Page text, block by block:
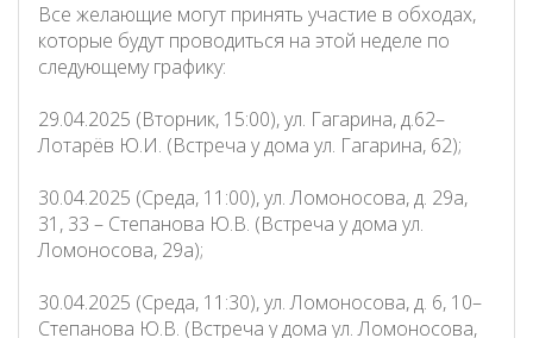
Все желающие могут принять участие в обходах,
которые будут проводиться на этой неделе по
следующему графику:
29.04.2025 (Вторник, 15:00), ул. Гагарина, д.62–
Лотарёв Ю.И. (Встреча у дома ул. Гагарина, 62);
30.04.2025 (Среда, 11:00), ул. Ломоносова, д. 29а,
31, 33 – Степанова Ю.В. (Встреча у дома ул.
Ломоносова, 29а);
30.04.2025 (Среда, 11:30), ул. Ломоносова, д. 6, 10–
Степанова Ю.В. (Встреча у дома ул. Ломоносова,